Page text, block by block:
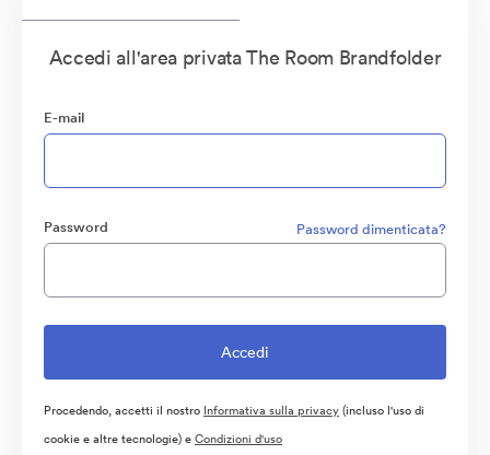
Accedi all'area privata The Room Brandfolder
E-mail
Password Password dimenticata?
Procedendo, accetti il nostro Informativa sulla privacy(incluso l'uso di
cookie e altre tecnologie) eCondizioni d'uso